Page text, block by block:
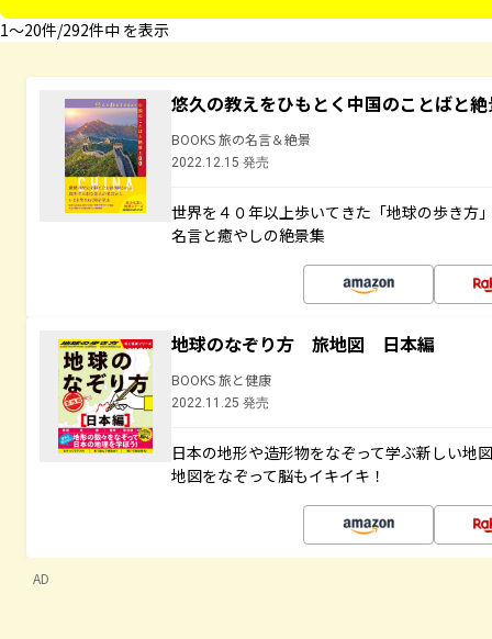
1〜20件/292件中 を表示
悠久の教えをひもとく中国のことばと
BOOKS 旅の名言＆絶景
2022.12.15 発売
世界を４０年以上歩いてきた「地球の歩き方
名言と癒やしの絶景集
地球のなぞり方 旅地図 日本編
BOOKS 旅と健康
2022.11.25 発売
日本の地形や造形物をなぞって学ぶ新しい地
地図をなぞって脳もイキイキ！
AD